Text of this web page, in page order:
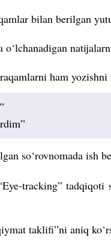
bilan berilgan
o‘lchanadigan
ham
so‘rovnomada ish
tracking”
taklifi”ni aniq